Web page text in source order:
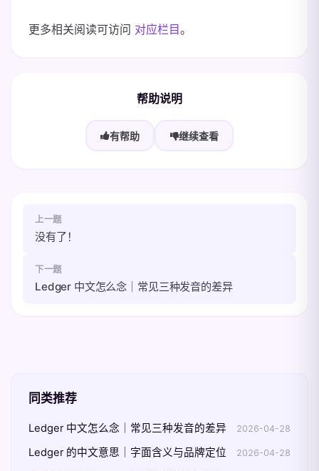
更多相关阅读可访问 对应栏目。
帮助说明
有帮助 继续查看
上一题
没有了！
下一题
Ledger 中文怎么念｜常见三种发音的差异
同类推荐
Ledger 中文怎么念｜常见三种发音的差异 2026-04-28
Ledger 的中文意思｜字面含义与品牌定位 2026-04-28